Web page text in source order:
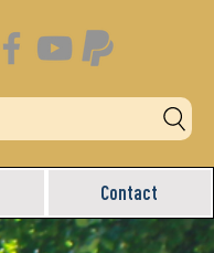
Contact